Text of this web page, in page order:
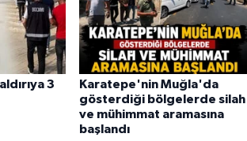
3
Karatepe'nin Muğla'da
gösterdiği bölgelerde silah
ve mühimmat aramasına
başlandı